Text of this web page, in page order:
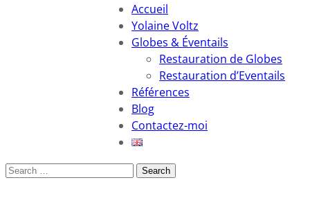
Accueil
Yolaine Voltz
Globes & Éventails
Restauration de Globes
Restauration d’Eventails
Références
Blog
Contactez-moi
Search